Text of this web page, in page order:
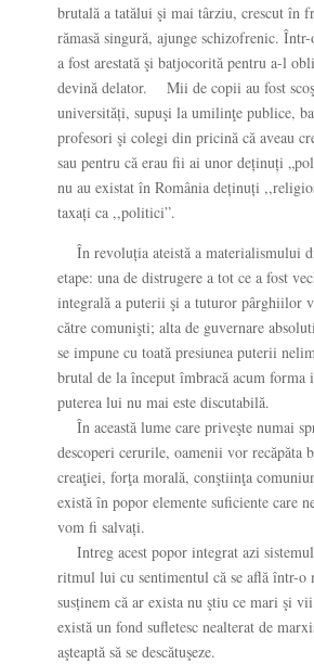
brutală a tatălui şi mai târziu, crescut în
rămasă singură, ajunge schizofrenic.
a fost arestată şi batjocorită pentru a-l
devină delator. Mii de copii au fost
universități, supuşi la umilinţe publice,
profesori şi colegi din pricină că aveau
sau pentru că erau fii ai unor deținuți
nu au existat în România deținuți
taxați ca ,,politici”.
În revoluția ateistă a materialismului
etape: una de distrugere a tot ce a fost
integrală a puterii şi a tuturor pârghiilor
către comunişti; alta de guvernare
se impune cu toată presiunea puterii
brutal de la început îmbracă acum forma
puterea lui nu mai este discutabilă.
În această lume care priveşte numai
descoperi cerurile, oamenii vor recăpăta
creaţiei, forţa morală, conştiinţa
există în popor elemente suficiente care
vom fi salvați.
Intreg acest popor integrat azi
ritmul lui cu sentimentul că se află într-o
susținem că ar exista nu ştiu ce mari şi
există un fond sufletesc nealterat de
aşteaptă să se descătuşeze.